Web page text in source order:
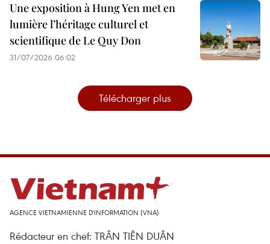
Une exposition à Hung Yen met en
lumière l’héritage culturel et
scientifique de Le Quy Don
31/07/2026 06:02
Télécharger plus
AGENCE VIETNAMIENNE D'INFORMATION (VNA)
Rédacteur en chef: TRÂN TIÊN DUÂN